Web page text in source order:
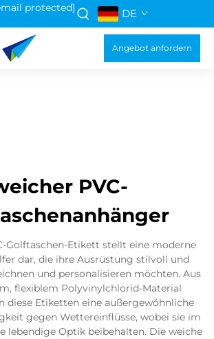
protected] DE
Angebot anfordern
PVC-
Golftaschen-Etikett stellt eine moderne
dar, die ihre Ausrüstung stilvoll und
und personalisieren möchten. Aus
flexiblem Polyvinylchlorid-Material
diese Etiketten eine außergewöhnliche
gegen Wettereinflüsse, wobei sie im
lebendige Optik beibehalten. Die weiche